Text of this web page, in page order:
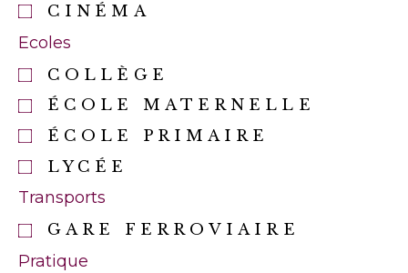
CINÉMA
Ecoles
COLLÈGE
ÉCOLE MATERNELLE
ÉCOLE PRIMAIRE
LYCÉE
Transports
GARE FERROVIAIRE
Pratique